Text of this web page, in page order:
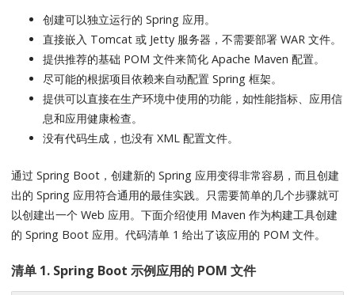
创建可以独立运行的 Spring 应用。
直接嵌入 Tomcat 或 Jetty 服务器，不需要部署 WAR 文件。
提供推荐的基础 POM 文件来简化 Apache Maven 配置。
尽可能的根据项目依赖来自动配置 Spring 框架。
提供可以直接在生产环境中使用的功能，如性能指标、应用信
息和应用健康检查。
没有代码生成，也没有 XML 配置文件。
通过 Spring Boot，创建新的 Spring 应用变得非常容易，而且创建
出的 Spring 应用符合通用的最佳实践。只需要简单的几个步骤就可
以创建出一个 Web 应用。下面介绍使用 Maven 作为构建工具创建
的 Spring Boot 应用。代码清单 1 给出了该应用的 POM 文件。
清单 1. Spring Boot 示例应用的 POM 文件